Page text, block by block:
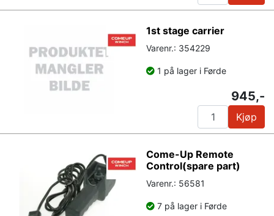
1st stage carrier
Varenr.: 354229
1 på lager i Førde
945,-
Kjøp
Come-Up Remote
Control(spare part)
Varenr.: 56581
7 på lager i Førde